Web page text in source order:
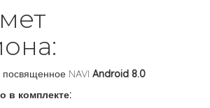
NAVI Android 8.0
в комплекте: